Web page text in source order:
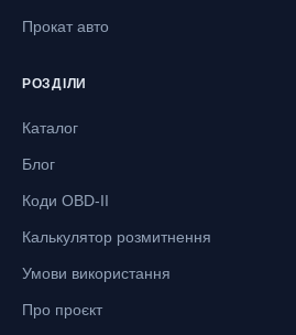
Прокат авто
РОЗДІЛИ
Каталог
Блог
Коди OBD-II
Калькулятор розмитнення
Умови використання
Про проєкт